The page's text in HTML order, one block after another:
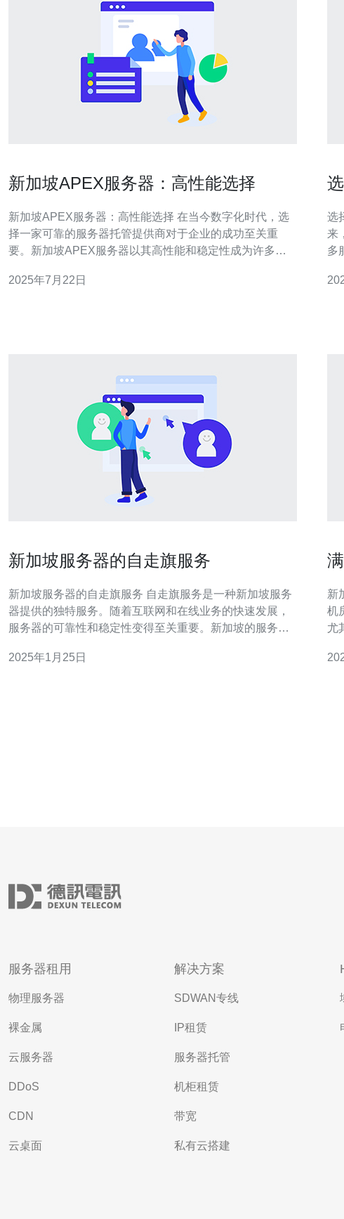
新加坡APEX服务器：高性能选择
新加坡APEX服务器：高性能选择 在当今数字化时代，选
择一家可靠的服务器托管提供商对于企业的成功至关重
要。新加坡APEX服务器以其高性能和稳定性成为许多企
点。 新加坡APEX服务器采用先进的技术和高性能硬件，
2025年7月22日
选择
来
多
地
新加坡服务器的自走旗服务
新加坡服务器的自走旗服务 自走旗服务是一种新加坡服务
器提供的独特服务。随着互联网和在线业务的快速发展，
服务器的可靠性和稳定性变得至关重要。新加坡的服务器
对高质量服务器的需求。 自走旗服务是指服务器服务商定
2025年1月25日
新
机
尤
键
服务器租用
物理服务器
裸金属
云服务器
DDoS
CDN
云桌面
解决方案
SDWAN专线
IP租赁
服务器托管
机柜租赁
带宽
私有云搭建